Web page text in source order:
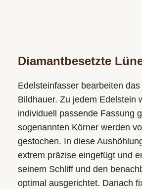
Diamantbesetzte
Edelsteinfasser bearbeiten
Bildhauer. Zu jedem Edelstein
individuell passende Fassung
sogenannten Körner werden
gestochen. In diese
extrem präzise eingefügt und
seinem Schliff und den
optimal ausgerichtet. Danach